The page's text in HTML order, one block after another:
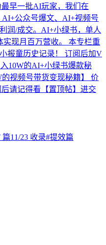
早一批AI玩家，我们在
公众号爆文、AI+视频号
润/成交。AI+小绿书，单人
现月百万营收。 本专栏重
报童历史记录！ 订阅后加V
10W的AI+小绿书爆款秘
的视频号带货变现秘籍】 价
请记得看【置顶帖】进交
篇11/23 收录#提效篇